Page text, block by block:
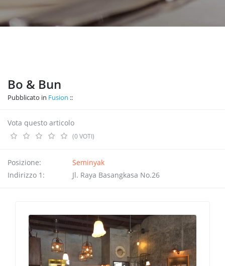
Bo & Bun
Pubblicato in Fusion
Vota questo articolo
(0 VOTI)
Posizione:
Seminyak
Indirizzo 1:
Jl. Raya Basangkasa No.26